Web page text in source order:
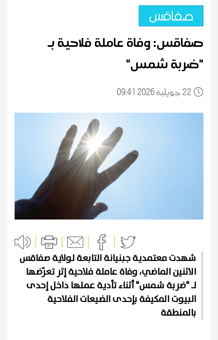
صفاقس
صفاقس: وفاة عاملة فلاحية بـ
"ضربة شمس"
22 09:41 2026 جويلية
شهدت معتمدية جبنيانة التابعة لولاية صفاقس
الاثنين الماضي، وفاة عاملة فلاحية إثر تعرّضها
لـ "ضربة شمس" أثناء تأدية عملها داخل إحدى
البيوت المكيفة بإحدى الضيعات الفلاحية
بالمنطقة